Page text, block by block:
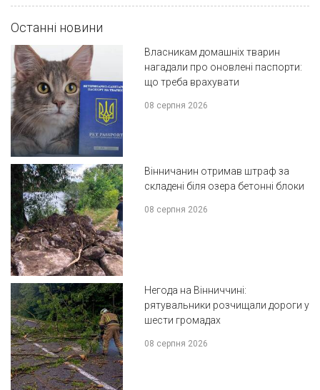
Останні новини
Власникам домашніх тварин
нагадали про оновлені паспорти:
що треба врахувати
08 серпня 2026
Вінничанин отримав штраф за
складені біля озера бетонні блоки
08 серпня 2026
Негода на Вінниччині:
рятувальники розчищали дороги у
шести громадах
08 серпня 2026